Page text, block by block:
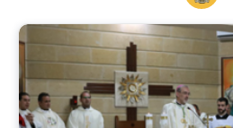
Jordania